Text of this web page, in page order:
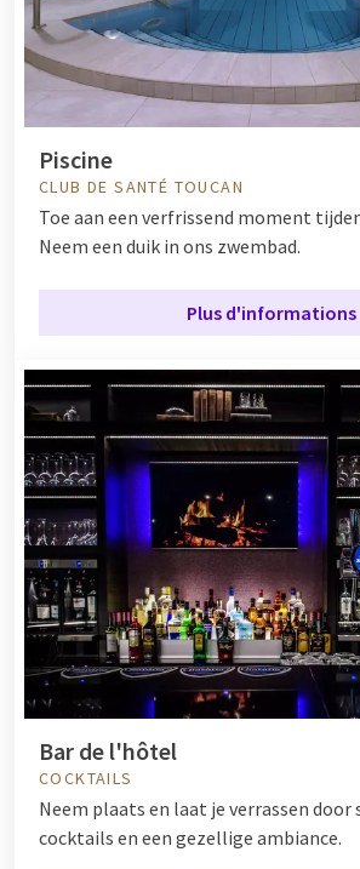
Piscine
CLUB DE SANTÉ TOUCAN
Toe aan een verfrissend moment
Neem een duik in ons zwembad.
Plus d'informations
Bar de l'hôtel
COCKTAILS
Neem plaats en laat je verrassen door
cocktails en een gezellige ambiance.